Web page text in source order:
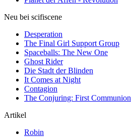
Neu bei scifiscene
Desperation
The Final Girl Support Group
Spaceballs: The New One
Ghost Rider
Die Stadt der Blinden
It Comes at Night
Contagion
The Conjuring: First Communion
Artikel
Robin